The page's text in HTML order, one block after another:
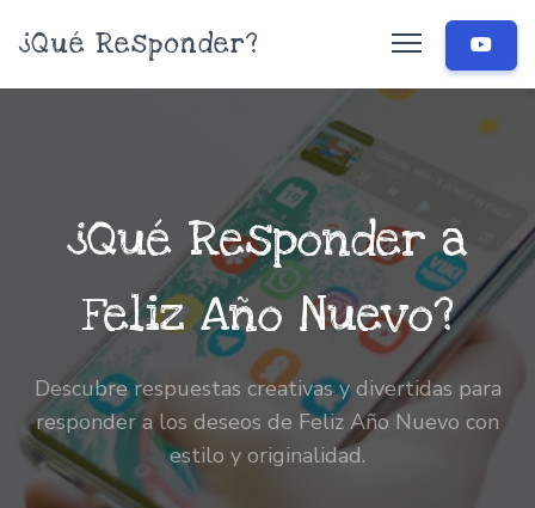
¿Qué Responder?
¿Qué Responder a
Feliz Año Nuevo?
Descubre respuestas creativas y divertidas para
responder a los deseos de Feliz Año Nuevo con
estilo y originalidad.